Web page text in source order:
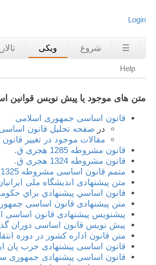
Login
☰ شروع ویکی
Help
متن های موجود یا پیش نویس قوانین
قانون اساسی جمهوری اسلامی
در صفحه تحلیل قانون
مقالات موجود در تغییر
قانون مشروطه 1285 هجری ق.
قانون مشروطه 1324 هجری ق.
متمم قانون اساسی مشروطه 1325 هجری ق.
متن پیشنهادی اندیشگاه ملی
قانون اساسي پيشنهادي براي
متن پیشنهادی قانون اساسی جمهوری
پیشنویس پیشنهادی قانون اساسی
پیش نویس قانون اساسی دوران
متن قانون اداره کشور در دوره
قانون اساسی پیشنهادی حزب پان ایرانیست،
قانون اساسی پیشنهادی جمهوری